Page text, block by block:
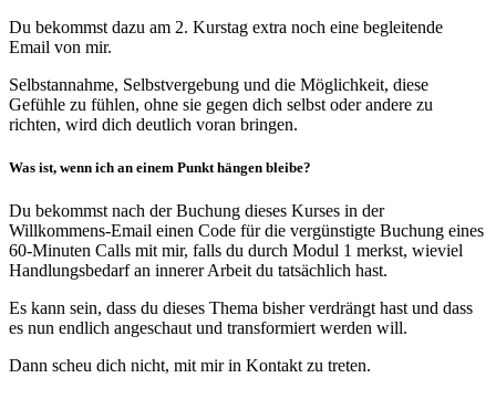
Du bekommst dazu am 2. Kurstag extra noch eine begleitende
Email von mir.
Selbstannahme, Selbstvergebung und die Möglichkeit, diese
Gefühle zu fühlen, ohne sie gegen dich selbst oder andere zu
richten, wird dich deutlich voran bringen.
Was ist, wenn ich an einem Punkt hängen bleibe?
Du bekommst nach der Buchung dieses Kurses in der
Willkommens-Email einen Code für die vergünstigte Buchung eines
60-Minuten Calls mit mir, falls du durch Modul 1 merkst, wieviel
Handlungsbedarf an innerer Arbeit du tatsächlich hast.
Es kann sein, dass du dieses Thema bisher verdrängt hast und dass
es nun endlich angeschaut und transformiert werden will.
Dann scheu dich nicht, mit mir in Kontakt zu treten.